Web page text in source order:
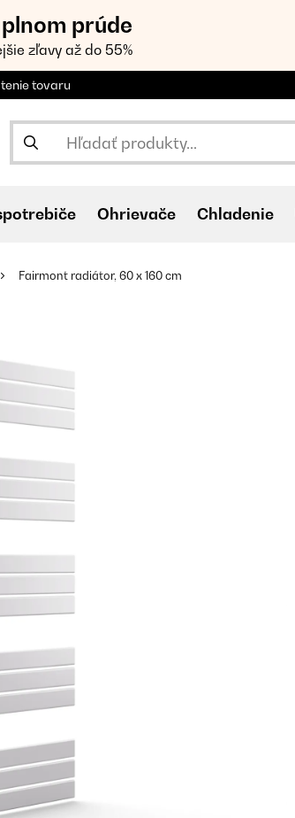
prúde
zľavy až do 55%
tovaru
Ohrievače Chladenie
Fairmont radiátor, 60 x 160 cm